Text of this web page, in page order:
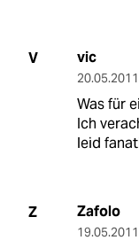
V vic
20.05.2011
Was für
Ich
leid
Z Zafolo
19.05.2011